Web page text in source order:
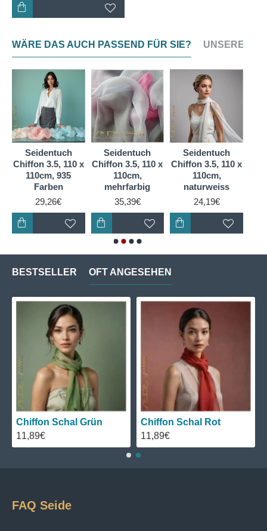
Naturprodukt.
Crepe Satin bezeichnet die Webart - nicht das
aus 100 % Seide.
Ein mittelgroßes elegantes Satintuch, dsa Platz in
jeder Handtasche hat und nicht zu sehr aufträgt.
WÄRE DAS AUCH PASSEND FÜR SIE? UNSERE
Seidentuch
Chiffon 3.5, 110 x
110cm, 935
Farben
29,26€
Seidentuch
Chiffon 3.5, 110 x
110cm,
mehrfarbig
35,39€
Seidentuch
Chiffon 3.5, 110 x
110cm,
naturweiss
24,19€
BESTSELLER OFT ANGESEHEN
Chiffon Schal Grün
11,89€
Chiffon Schal Rot
11,89€
FAQ Seide